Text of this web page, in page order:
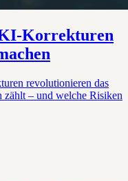
Korrekturen
revolutionieren das
– und welche Risiken